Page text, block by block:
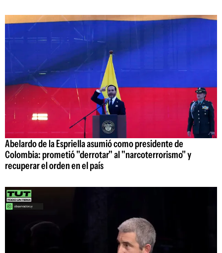
Abelardo de la Espriella asumió como presidente de
Colombia: prometió "derrotar" al "narcoterrorismo" y
recuperar el orden en el país